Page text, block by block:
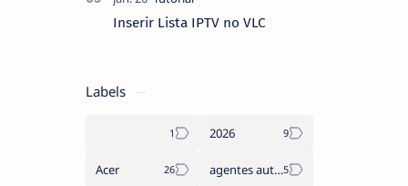
Inserir Lista IPTV no VLC
Labels
2026
Acer agentes autónomos